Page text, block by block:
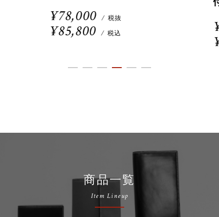
¥78,000 / 税抜
¥85,800 / 税込
付）
商品一覧
Item Lineup